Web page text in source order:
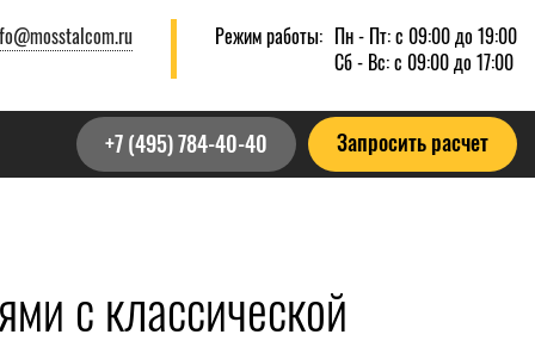
Режим работы: Пн - Пт: с 09:00 до 19:00
Сб - Вс: с 09:00 до 17:00
+7 (495) 784-40-40 Запросить расчет
с классической